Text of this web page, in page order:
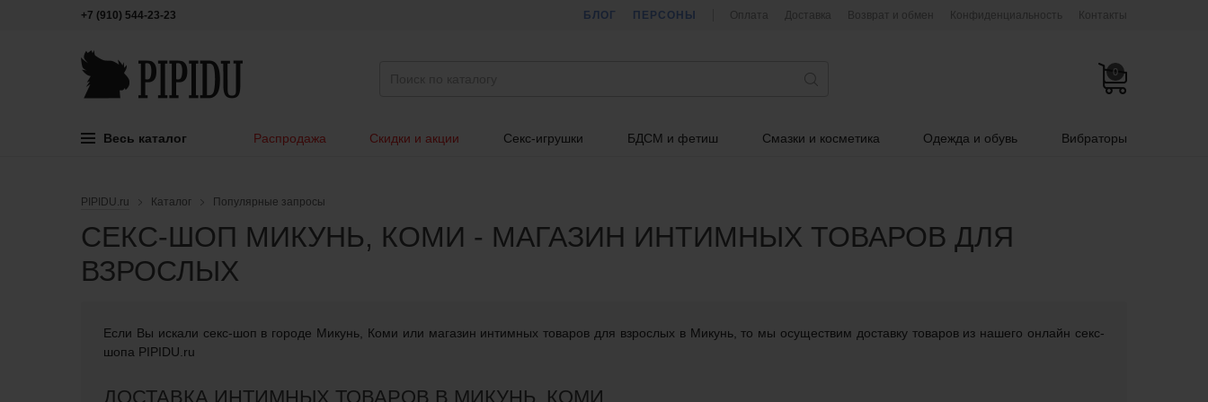
+7 (910) 544-23-23 БЛОГ ПЕРСОНЫ Оплата Доставка Возврат и обмен Конфиденциальность Контакты
0
Весь каталог Распродажа Скидки и акции Секс-игрушки БДСМ и фетиш Смазки и косметика Одежда и обувь Вибраторы
PIPIDU.ru Каталог Популярные запросы
СЕКС-ШОП МИКУНЬ, КОМИ - МАГАЗИН ИНТИМНЫХ ТОВАРОВ ДЛЯ
ВЗРОСЛЫХ
Если Вы искали cекс-шоп в городе Микунь, Коми или магазин интимных товаров для взрослых в Микунь, то мы осуществим доставку товаров из нашего онлайн секс-
шопа PIPIDU.ru
ДОСТАВКА ИНТИМНЫХ ТОВАРОВ В МИКУНЬ, КОМИ